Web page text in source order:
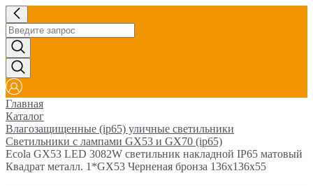
Главная
Каталог
Влагозащищенные (ip65) уличные светильники
Светильники с лампами GX53 и GX70 (ip65)
Ecola GX53 LED 3082W светильник накладной IP65 матовый
Квадрат металл. 1*GX53 Черненая бронза 136x136x55